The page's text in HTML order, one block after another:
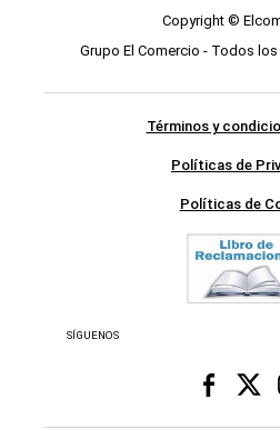
Copyright ©
Grupo El Comercio - Todos
Términos y
Políticas de
Políticas de
SÍGUENOS